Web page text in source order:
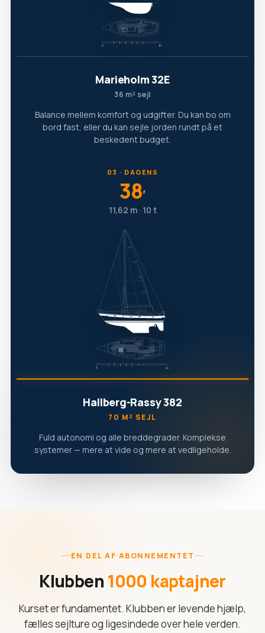
Marieholm 32E
36 m² sejl
Balance mellem komfort og udgifter. Du kan bo om
bord fast, eller du kan sejle jorden rundt på et
beskedent budget.
03 · DAGENS
38′
11,62 m · 10 t
Hallberg-Rassy 382
70 M² SEJL
Fuld autonomi og alle breddegrader. Komplekse
systemer — mere at vide og mere at vedligeholde.
EN DEL AF ABONNEMENTET
Klubben 1000 kaptajner
Kurset er fundamentet. Klubben er levende hjælp,
fælles sejlture og ligesindede over hele verden.